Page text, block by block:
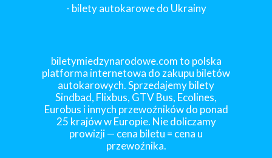
biletymiedzynarodowe.com to polska
platforma internetowa do zakupu biletów
autokarowych. Sprzedajemy bilety
Sindbad, Flixbus, GTV Bus, Ecolines,
Eurobus i innych przewoźników do ponad
25 krajów w Europie. Nie doliczamy
prowizji — cena biletu = cena u
przewoźnika.
- bilety autokarowe do Ukrainy